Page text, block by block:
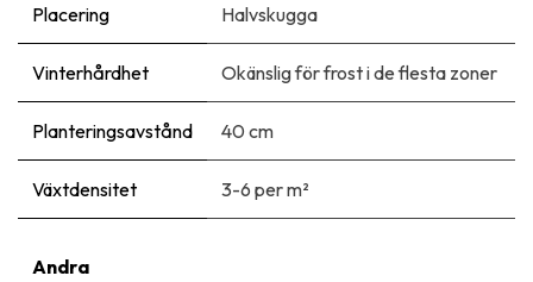
Placering Halvskugga
Vinterhårdhet Okänslig för frost i de flesta zoner
Planteringsavstånd 40 cm
Växtdensitet 3-6 per m²
Andra